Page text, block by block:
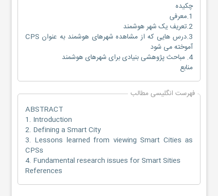
چکیده
1.معرفی
2.تعریف یک شهر هوشمند
3.درس هایی که از مشاهده شهرهای هوشمند به عنوان CPS
آموخته می شود
4. مباحث پژوهشی بنیادی برای شهرهای هوشمند
منابع
فهرست انگلیسی مطالب
ABSTRACT
1. Introduction
2. Defining a Smart City
3. Lessons learned from viewing Smart Cities as
CPSs
4. Fundamental research issues for Smart Sities
References